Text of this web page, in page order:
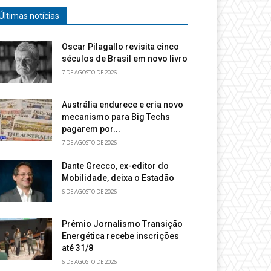
notícias
Oscar Pilagallo revisita cinco
séculos de Brasil em novo livro
7 DE AGOSTO DE 2026
Austrália endurece e cria novo
mecanismo para Big Techs
pagarem por...
7 DE AGOSTO DE 2026
Dante Grecco, ex-editor do
Mobilidade, deixa o Estadão
6 DE AGOSTO DE 2026
Prêmio Jornalismo Transição
Energética recebe inscrições
até 31/8
6 DE AGOSTO DE 2026